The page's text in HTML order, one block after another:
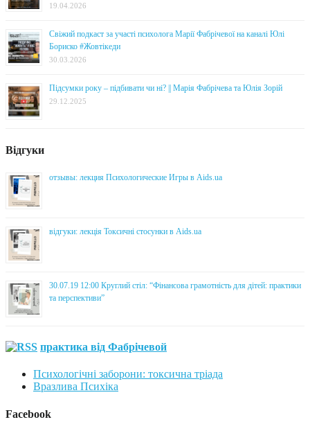
19.04.2026
Свіжий подкаст за участі психолога Марії Фабрічевої на каналі Юлі
Бориско #Жовтікеди
30.03.2026
Підсумки року – підбивати чи ні? || Марія Фабрічева та Юлія Зорій
29.12.2025
Відгуки
отзывы: лекция Психологические Игры в Aids.ua
відгуки: лекція Токсичні стосунки в Aids.ua
30.07.19 12:00 Круглий стіл: “Фінансова грамотність для дітей: практики
та перспективи”
практика від Фабрічевой
Психологічні заборони: токсична тріада
Вразлива Психіка
Facebook